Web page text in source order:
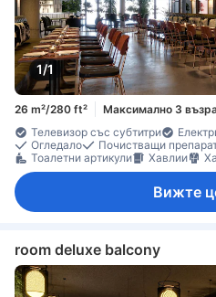
1/1
26 m²/280 ft² Максимално 3
Телевизор със субтитри
Огледало
Почистващи
Тоалетни артикули
Хавлии
Вижте
room deluxe balcony